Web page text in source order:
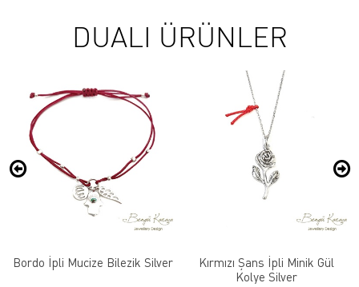
DUALI ÜRÜNLER
Bordo İpli Mucize Bilezik Silver
Kırmızı Şans İpli Minik Gül
Kolye Silver